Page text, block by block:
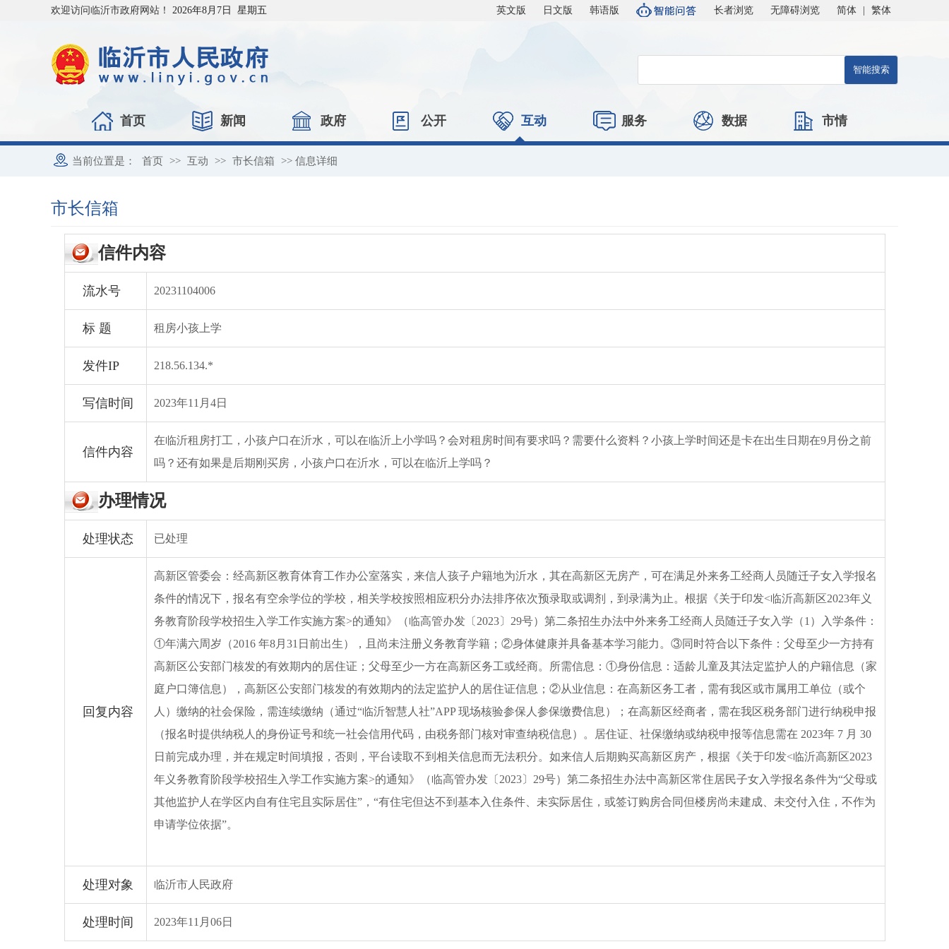
欢迎访问临沂市政府网站！ 2026年8月7日 星期五 英文版 日文版 韩语版 长者浏览 无障碍浏览 简体 繁体
首页 新闻 政府 公开 互动 服务 数据 市情
当前位置是： 首页 >> 互动 >> 市长信箱 >> 信息详细
市长信箱
信件内容
流水号 20231104006
标 题 租房小孩上学
发件IP 218.56.134.*
写信时间 2023年11月4日
信件内容
在临沂租房打工，小孩户口在沂水，可以在临沂上小学吗？会对租房时间有要求吗？需要什么资料？小孩上学时间还是卡在出生日期在9月份之前
吗？还有如果是后期刚买房，小孩户口在沂水，可以在临沂上学吗？
办理情况
处理状态 已处理
回复内容
高新区管委会：经高新区教育体育工作办公室落实，来信人孩子户籍地为沂水，其在高新区无房产，可在满足外来务工经商人员随迁子女入学报名
条件的情况下，报名有空余学位的学校，相关学校按照相应积分办法排序依次预录取或调剂，到录满为止。根据《关于印发<临沂高新区2023年义
务教育阶段学校招生入学工作实施方案>的通知》（临高管办发〔2023〕29号）第二条招生办法中外来务工经商人员随迁子女入学（1）入学条件：
①年满六周岁（2016 年8月31日前出生），且尚未注册义务教育学籍；②身体健康并具备基本学习能力。③同时符合以下条件：父母至少一方持有
高新区公安部门核发的有效期内的居住证；父母至少一方在高新区务工或经商。所需信息：①身份信息：适龄儿童及其法定监护人的户籍信息（家
庭户口簿信息），高新区公安部门核发的有效期内的法定监护人的居住证信息；②从业信息：在高新区务工者，需有我区或市属用工单位（或个
人）缴纳的社会保险，需连续缴纳（通过“临沂智慧人社”APP 现场核验参保人参保缴费信息）；在高新区经商者，需在我区税务部门进行纳税申报
（报名时提供纳税人的身份证号和统一社会信用代码，由税务部门核对审查纳税信息）。居住证、社保缴纳或纳税申报等信息需在 2023年 7 月 30
日前完成办理，并在规定时间填报，否则，平台读取不到相关信息而无法积分。如来信人后期购买高新区房产，根据《关于印发<临沂高新区2023
年义务教育阶段学校招生入学工作实施方案>的通知》（临高管办发〔2023〕29号）第二条招生办法中高新区常住居民子女入学报名条件为“父母或
其他监护人在学区内自有住宅且实际居住”，“有住宅但达不到基本入住条件、未实际居住，或签订购房合同但楼房尚未建成、未交付入住，不作为
申请学位依据”。
处理对象 临沂市人民政府
处理时间 2023年11月06日